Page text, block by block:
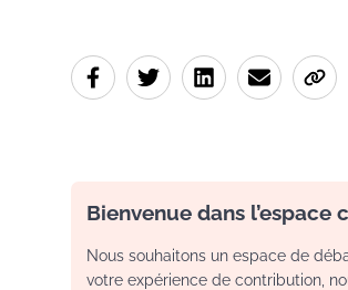
Bienvenue dans l’espace
Nous souhaitons un espace de
votre expérience de contribution,